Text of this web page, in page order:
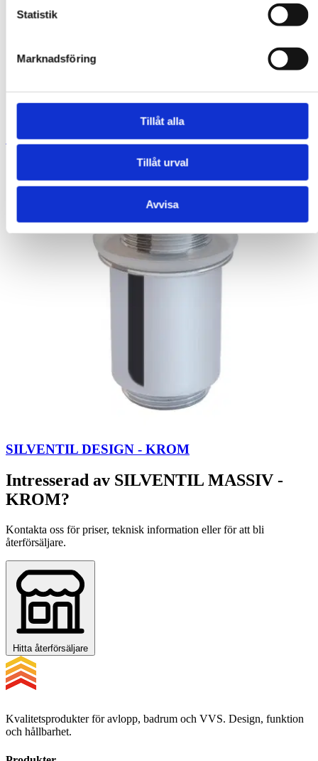
Statistik
Marknadsföring
Tillåt alla
Tillåt urval
Avvisa
SILVENTIL SLIM - KROM
SILVENTIL DESIGN - KROM
Intresserad av SILVENTIL MASSIV -
KROM?
Kontakta oss för priser, teknisk information eller för att bli
återförsäljare.
Hitta återförsäljare
Kvalitetsprodukter för avlopp, badrum och VVS. Design, funktion
och hållbarhet.